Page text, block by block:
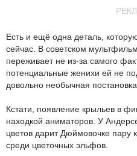
Есть и ещё одна деталь,
сейчас. В советском
переживает не из-за самого
потенциальные женихи ей не
довольно необычная
Кстати, появление крыльев в
находкой аниматоров. У
цветов дарит Дюймовочке пару
среди цветочных эльфов.